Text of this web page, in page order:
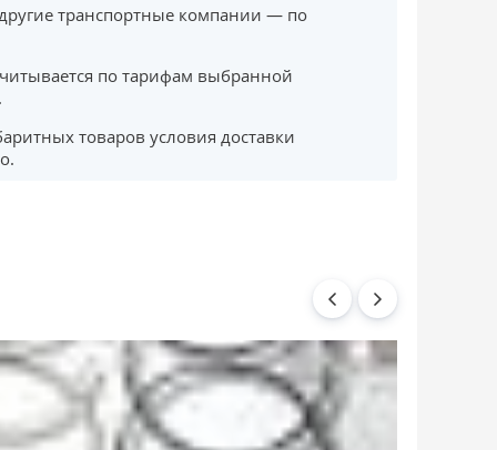
транспортные компании — по
по тарифам выбранной
товаров условия доставки